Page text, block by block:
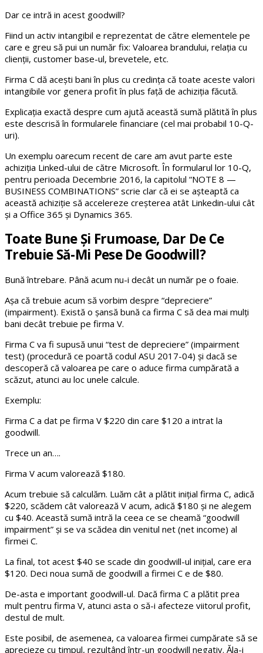
Dar ce intră in acest goodwill?
Fiind un activ intangibil e reprezentat de către elementele pe
care e greu să pui un număr fix: Valoarea brandului, relația cu
clienții, customer base-ul, brevetele, etc.
Firma C dă acești bani în plus cu credința că toate aceste valori
intangibile vor genera profit în plus față de achiziția făcută.
Explicația exactă despre cum ajută această sumă plătită în plus
este descrisă în formularele financiare (cel mai probabil 10-Q-
uri).
Un exemplu oarecum recent de care am avut parte este
achiziția Linked-ului de către Microsoft. În formularul lor 10-Q,
pentru perioada Decembrie 2016, la capitolul “NOTE 8 —
BUSINESS COMBINATIONS” scrie clar că ei se așteaptă ca
această achiziție să accelereze creșterea atât Linkedin-ului cât
și a Office 365 și Dynamics 365.
Toate Bune Și Frumoase, Dar De Ce
Trebuie Să-Mi Pese De Goodwill?
Bună întrebare. Până acum nu-i decât un număr pe o foaie.
Așa că trebuie acum să vorbim despre “depreciere”
(impairment). Există o șansă bună ca firma C să dea mai mulți
bani decât trebuie pe firma V.
Firma C va fi supusă unui “test de depreciere” (impairment
test) (procedură ce poartă codul ASU 2017-04) și dacă se
descoperă că valoarea pe care o aduce firma cumpărată a
scăzut, atunci au loc unele calcule.
Exemplu:
Firma C a dat pe firma V $220 din care $120 a intrat la
goodwill.
Trece un an….
Firma V acum valorează $180.
Acum trebuie să calculăm. Luăm cât a plătit inițial firma C, adică
$220, scădem cât valorează V acum, adică $180 și ne alegem
cu $40. Această sumă intră la ceea ce se cheamă “goodwill
impairment” și se va scădea din venitul net (net income) al
firmei C.
La final, tot acest $40 se scade din goodwill-ul inițial, care era
$120. Deci noua sumă de goodwill a firmei C e de $80.
De-asta e important goodwill-ul. Dacă firma C a plătit prea
mult pentru firma V, atunci asta o să-i afecteze viitorul profit,
destul de mult.
Este posibil, de asemenea, ca valoarea firmei cumpărate să se
aprecieze cu timpul, rezultând într-un goodwill negativ. Ăla-i